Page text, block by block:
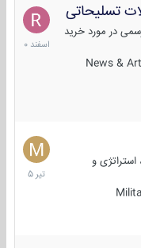
تسلیحاتی
در مورد خرید
News &
7
اسفند
1400
و
27
تیر
1405